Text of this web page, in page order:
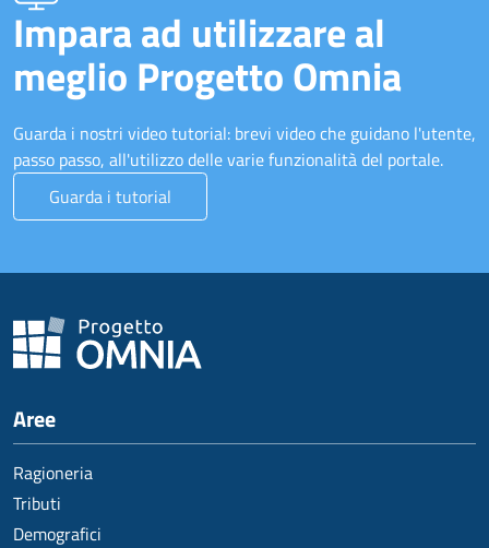
Impara ad utilizzare al
meglio Progetto Omnia
Guarda i nostri video tutorial: brevi video che guidano l'utente,
passo passo, all'utilizzo delle varie funzionalità del portale.
Guarda i tutorial
Aree
Ragioneria
Tributi
Demografici